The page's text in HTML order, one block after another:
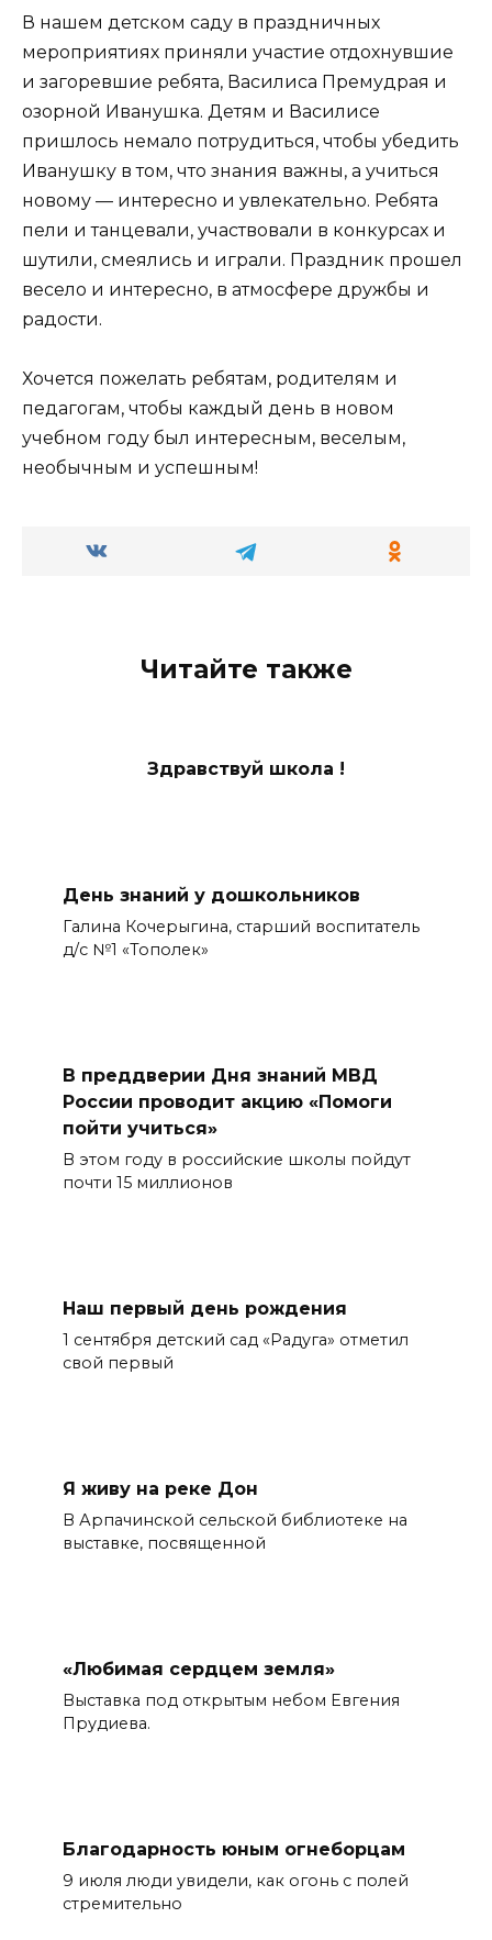
В нашем детском саду в праздничных
мероприятиях приняли участие отдохнувшие
и загоревшие ребята, Василиса Премудрая и
озорной Иванушка. Детям и Василисе
пришлось немало потрудиться, чтобы убедить
Иванушку в том, что знания важны, а учиться
новому — интересно и увлекательно. Ребята
пели и танцевали, участвовали в конкурсах и
шутили, смеялись и играли. Праздник прошел
весело и интересно, в атмосфере дружбы и
радости.
Хочется пожелать ребятам, родителям и
педагогам, чтобы каждый день в новом
учебном году был интересным, веселым,
необычным и успешным!
Читайте также
Здравствуй школа !
День знаний у дошкольников
Галина Кочерыгина, старший воспитатель
д/с №1 «Тополек»
В преддверии Дня знаний МВД
России проводит акцию «Помоги
пойти учиться»
В этом году в российские школы пойдут
почти 15 миллионов
Наш первый день рождения
1 сентября детский сад «Радуга» отметил
свой первый
Я живу на реке Дон
В Арпачинской сельской библиотеке на
выставке, посвященной
«Любимая сердцем земля»
Выставка под открытым небом Евгения
Прудиева.
Благодарность юным огнеборцам
9 июля люди увидели, как огонь с полей
стремительно